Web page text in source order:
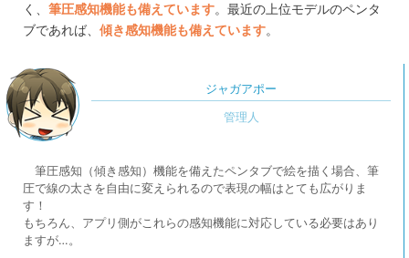
く、 筆圧感知機能も備えています。最近の上位モデルのペンタ
ブであれば、 傾き感知機能も備えています。
ジャガアポー
筆圧感知（傾き感知）機能を備えたペンタブで絵を描く場合、筆
圧で線の太さを自由に変えられるので表現の幅はとても広がりま
す！
もちろん、アプリ側がこれらの感知機能に対応している必要はあり
ますが…。